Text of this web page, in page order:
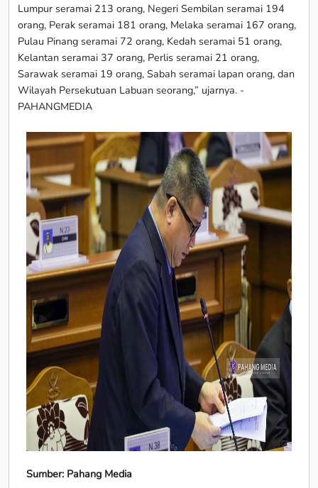
Lumpur seramai 213 orang, Negeri Sembilan seramai 194
orang, Perak seramai 181 orang, Melaka seramai 167 orang,
Pulau Pinang seramai 72 orang, Kedah seramai 51 orang,
Kelantan seramai 37 orang, Perlis seramai 21 orang,
Sarawak seramai 19 orang, Sabah seramai lapan orang, dan
Wilayah Persekutuan Labuan seorang,” ujarnya. -
PAHANGMEDIA
Sumber: Pahang Media